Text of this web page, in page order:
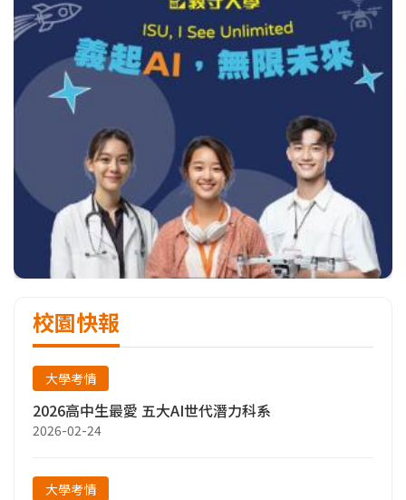
校園快報
大學考情
2026高中生最愛 五大AI世代潛力科系
2026-02-24
大學考情